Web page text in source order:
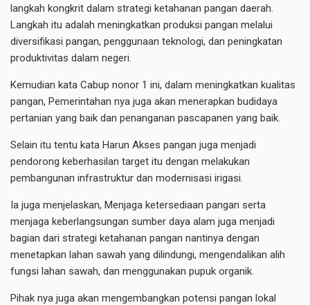
langkah kongkrit dalam strategi ketahanan pangan daerah.
Langkah itu adalah meningkatkan produksi pangan melalui
diversifikasi pangan, penggunaan teknologi, dan peningkatan
produktivitas dalam negeri.
Kemudian kata Cabup nonor 1 ini, dalam meningkatkan kualitas
pangan, Pemerintahan nya juga akan menerapkan budidaya
pertanian yang baik dan penanganan pascapanen yang baik.
Selain itu tentu kata Harun Akses pangan juga menjadi
pendorong keberhasilan target itu dengan melakukan
pembangunan infrastruktur dan modernisasi irigasi.
Ia juga menjelaskan, Menjaga ketersediaan pangan serta
menjaga keberlangsungan sumber daya alam juga menjadi
bagian dari strategi ketahanan pangan nantinya dengan
menetapkan lahan sawah yang dilindungi, mengendalikan alih
fungsi lahan sawah, dan menggunakan pupuk organik.
Pihak nya juga akan mengembangkan potensi pangan lokal